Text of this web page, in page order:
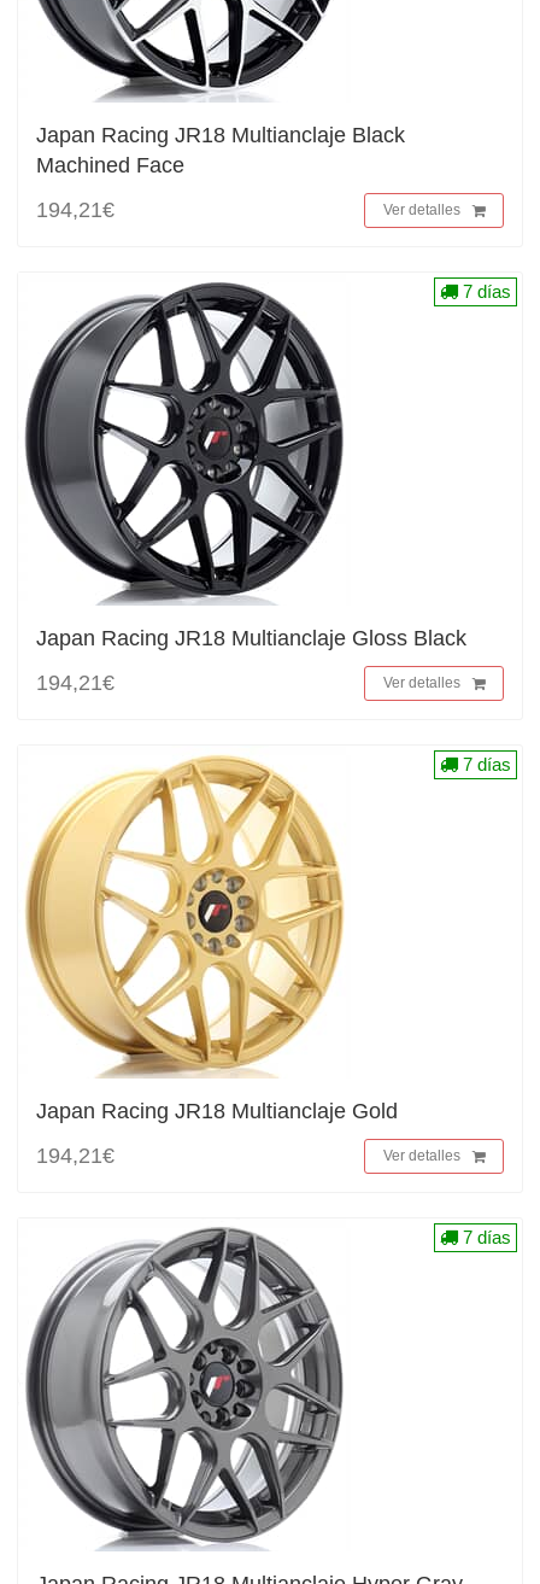
Japan Racing JR18 Multianclaje Black
Machined Face
194,21€
Ver detalles
Japan Racing JR18 Multianclaje Gloss Black
194,21€
Ver detalles
7 días
Japan Racing JR18 Multianclaje Gold
194,21€
Ver detalles
7 días
7 días